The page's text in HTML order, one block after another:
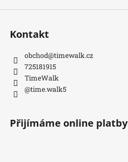
Kontakt
obchod@timewalk.cz
725181915
TimeWalk
@time.walk5
Přijímáme online platby